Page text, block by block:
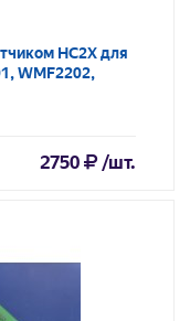
HC2X для
WMF2202,
2750 /шт.